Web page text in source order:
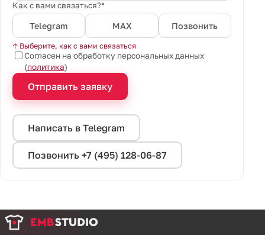
Как с вами связаться?*
Telegram MAX Позвонить
↑ Выберите, как с вами связаться
Согласен на обработку персональных данных
(политика)
Отправить заявку
Написать в Telegram
Позвонить +7 (495) 128-06-87